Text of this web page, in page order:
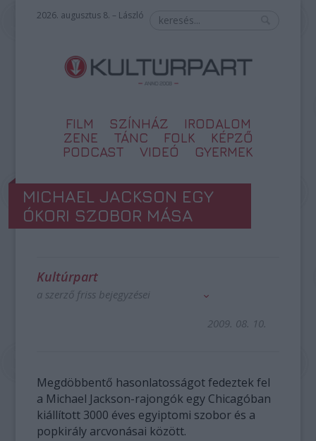
2026. augusztus 8. – László
FILM SZÍNHÁZ
IRODALOM
ZENE
TÁNC FOLK
KÉPZŐ
PODCAST
VIDEÓ GYERMEK
MICHAEL JACKSON EGY
ÓKORI SZOBOR MÁSA
Kultúrpart
a szerző friss bejegyzései
2009. 08. 10.
Megdöbbentő hasonlatosságot fedeztek fel
a Michael Jackson-rajongók egy Chicagóban
kiállított 3000 éves egyiptomi szobor és a
popkirály arcvonásai között.